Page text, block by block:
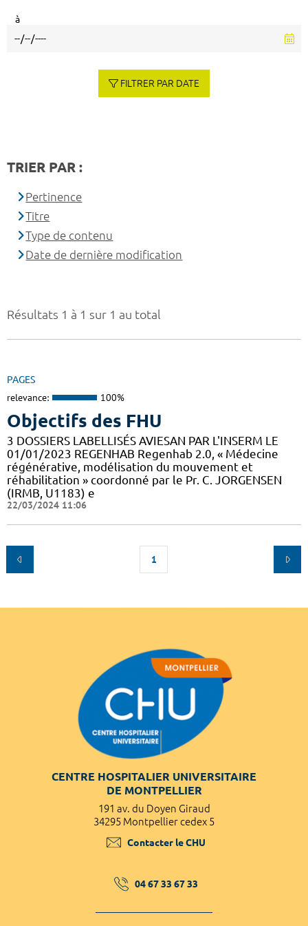
Résultats 1 à 1 sur 1 au total
PAGES
relevance: 100%
Objectifs des FHU
3 DOSSIERS LABELLISÉS AVIESAN PAR L'INSERM LE
01/01/2023 REGENHAB Regenhab 2.0, « Médecine
régénérative, modélisation du mouvement et
réhabilitation » coordonné par le Pr. C. JORGENSEN
(IRMB, U1183) e
22/03/2024 11:06
1
à
FILTRER PAR DATE
TRIER PAR :
Pertinence
Titre
Type de contenu
Date de dernière modification
CENTRE HOSPITALIER UNIVERSITAIRE
DE MONTPELLIER
191 av. du Doyen Giraud
34295 Montpellier cedex 5
Contacter le CHU
04 67 33 67 33